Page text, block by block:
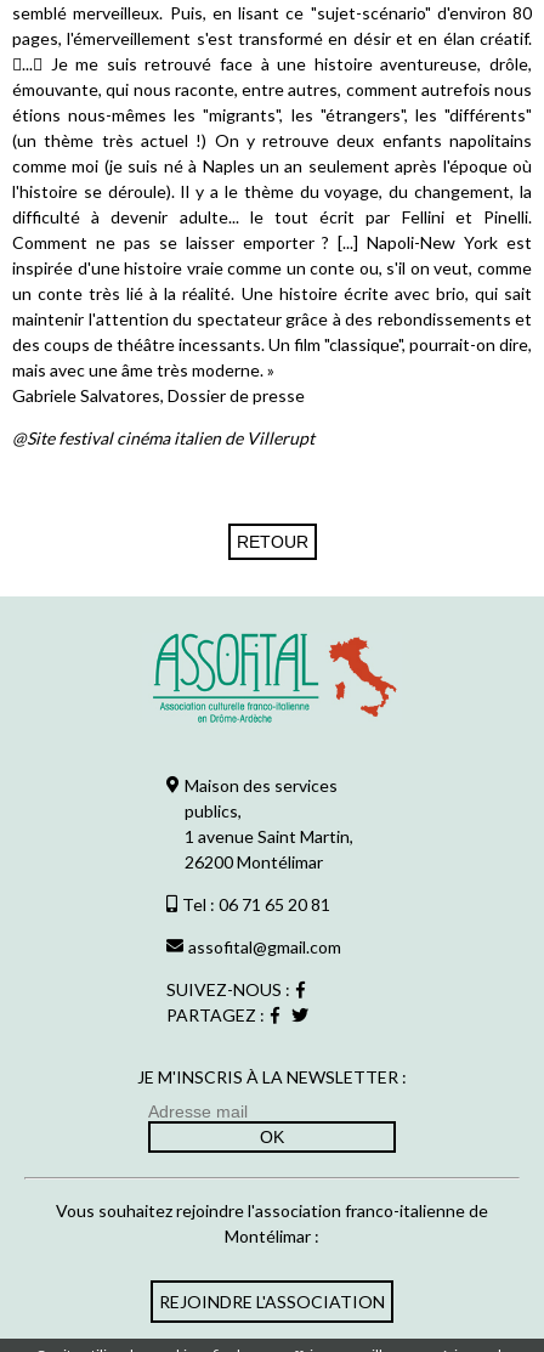
semblé merveilleux. Puis, en lisant ce "sujet-scénario" d'environ 80
pages, l'émerveillement s'est transformé en désir et en élan créatif.
... Je me suis retrouvé face à une histoire aventureuse, drôle,
émouvante, qui nous raconte, entre autres, comment autrefois nous
étions nous-mêmes les "migrants", les "étrangers", les "différents"
(un thème très actuel !) On y retrouve deux enfants napolitains
comme moi (je suis né à Naples un an seulement après l'époque où
l'histoire se déroule). Il y a le thème du voyage, du changement, la
difficulté à devenir adulte... le tout écrit par Fellini et Pinelli.
Comment ne pas se laisser emporter ? [...] Napoli-New York est
inspirée d'une histoire vraie comme un conte ou, s'il on veut, comme
un conte très lié à la réalité. Une histoire écrite avec brio, qui sait
maintenir l'attention du spectateur grâce à des rebondissements et
des coups de théâtre incessants. Un film "classique", pourrait-on dire,
mais avec une âme très moderne. »
Gabriele Salvatores, Dossier de presse
@Site festival cinéma italien de Villerupt
Maison des services
publics,
1 avenue Saint Martin,
26200 Montélimar
Tel : 06 71 65 20 81
assofital@gmail.com
SUIVEZ-NOUS :
PARTAGEZ :
JE M'INSCRIS À LA NEWSLETTER :
Vous souhaitez rejoindre l'association franco-italienne de
Montélimar :
REJOINDRE L'ASSOCIATION